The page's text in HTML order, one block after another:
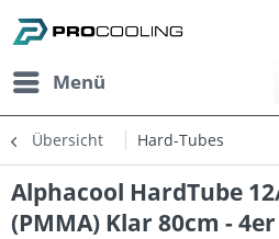
Menü
Übersicht Hard-Tubes
Alphacool HardTube
(PMMA) Klar 80cm -